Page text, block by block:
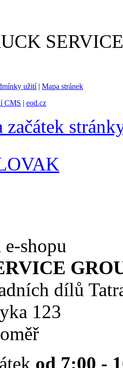
užití| Mapa stránek
CMS | eod.cz
začátek
shopu
dílů
123
od 7:00 -